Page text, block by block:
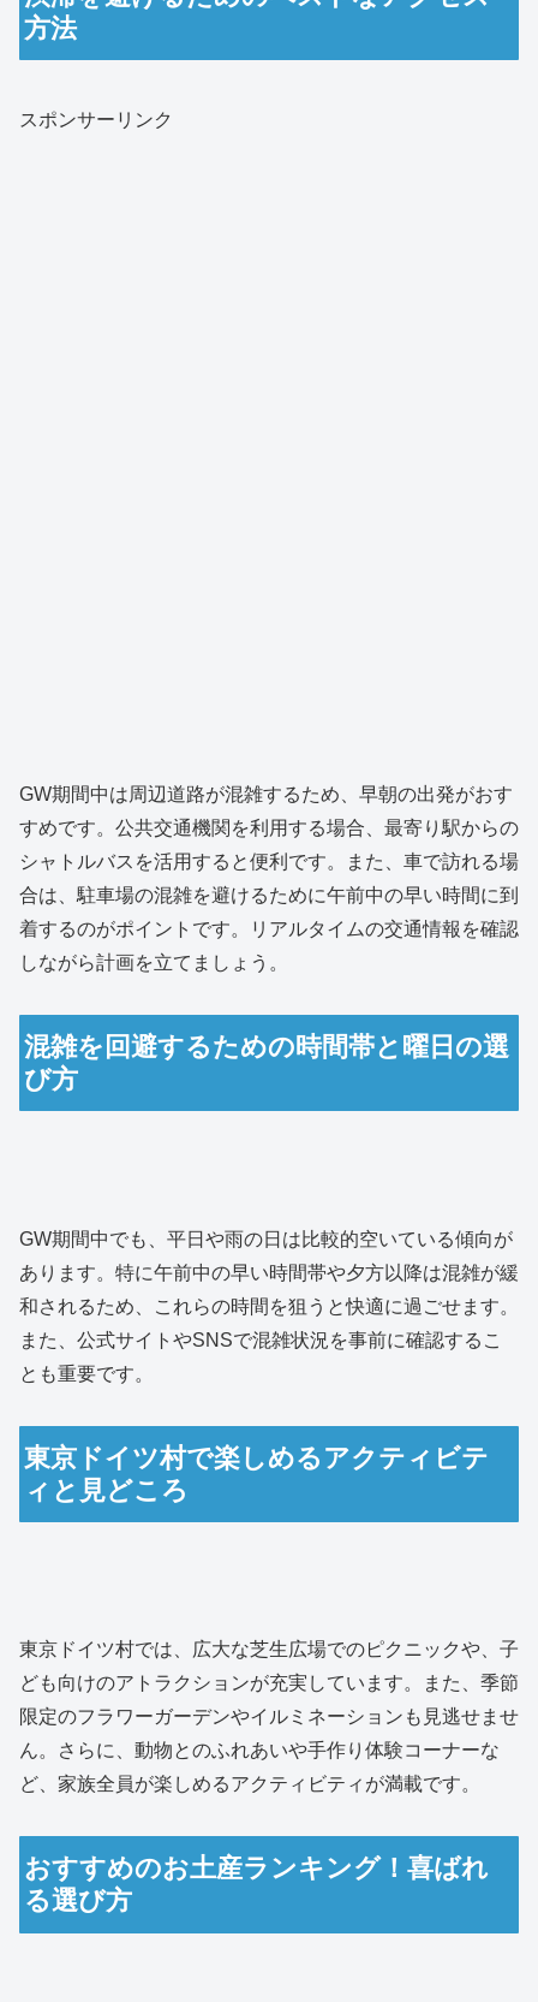
方法
スポンサーリンク
GW期間中は周辺道路が混雑するため、早朝の出発がおす
すめです。公共交通機関を利用する場合、最寄り駅からの
シャトルバスを活用すると便利です。また、車で訪れる場
合は、駐車場の混雑を避けるために午前中の早い時間に到
着するのがポイントです。リアルタイムの交通情報を確認
しながら計画を立てましょう。
混雑を回避するための時間帯と曜日の選
び方
GW期間中でも、平日や雨の日は比較的空いている傾向が
あります。特に午前中の早い時間帯や夕方以降は混雑が緩
和されるため、これらの時間を狙うと快適に過ごせます。
また、公式サイトやSNSで混雑状況を事前に確認するこ
とも重要です。
東京ドイツ村で楽しめるアクティビテ
ィと見どころ
東京ドイツ村では、広大な芝生広場でのピクニックや、子
ども向けのアトラクションが充実しています。また、季節
限定のフラワーガーデンやイルミネーションも見逃せませ
ん。さらに、動物とのふれあいや手作り体験コーナーな
ど、家族全員が楽しめるアクティビティが満載です。
おすすめのお土産ランキング！喜ばれ
る選び方